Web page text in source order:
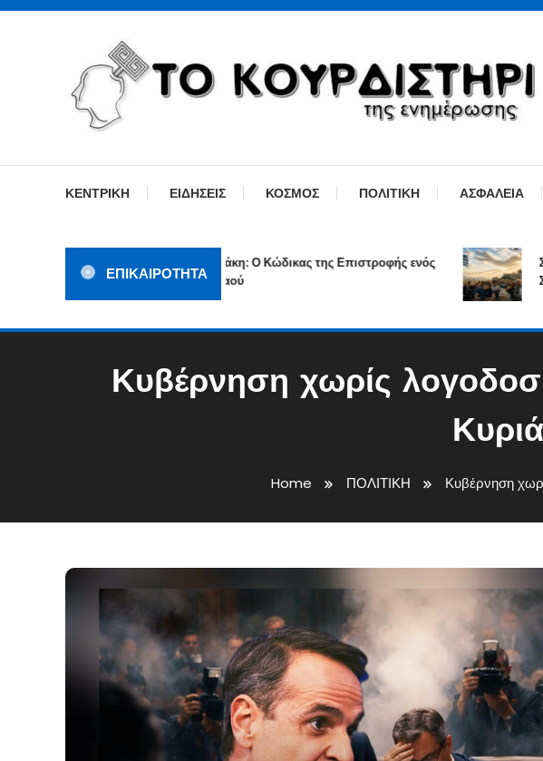
Skip
TOKOURDISTIRI.GR
ΚΕΝΤΡΙΚΗ ΕΙΔΗΣΕΙΣ ΚΟΣΜΟΣ ΠΟΛΙΤΙΚΗ ΑΣΦΑΛΕΙΑ
ΕΠΙΚΑΙΡΟΤΗΤΑ
Ιθάκη: Ο Κώδικας της Επιστροφής ενός
Λαού
Στη
Κυβέρνηση χωρίς
Home ΠΟΛΙΤΙΚΗ Κυβέρνηση